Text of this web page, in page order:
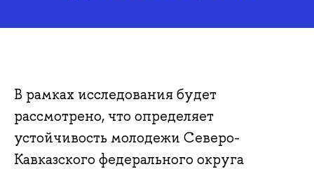
В рамках исследования будет
рассмотрено, что определяет
устойчивость молодежи Северо-
Кавказского федерального округа